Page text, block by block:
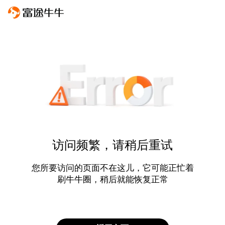
访问频繁，请稍后重试
您所要访问的页面不在这儿，它可能正忙着
刷牛牛圈，稍后就能恢复正常